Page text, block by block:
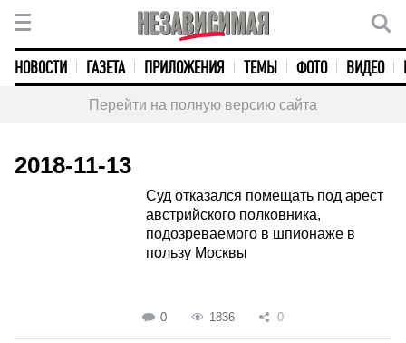
НОВОСТИ ГАЗЕТА ПРИЛОЖЕНИЯ ТЕМЫ ФОТО ВИДЕО
Перейти на полную версию сайта
2018-11-13
Суд отказался помещать под арест
австрийского полковника,
подозреваемого в шпионаже в
пользу Москвы
0 1836 0